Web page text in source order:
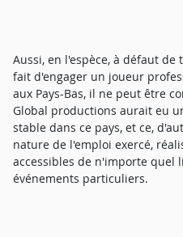
Aussi, en l'espèce, à défaut
fait d'engager un joueur
aux Pays-Bas, il ne peut être
Global productions aurait eu
stable dans ce pays, et ce,
nature de l'emploi exercé,
accessibles de n'importe quel
événements particuliers.